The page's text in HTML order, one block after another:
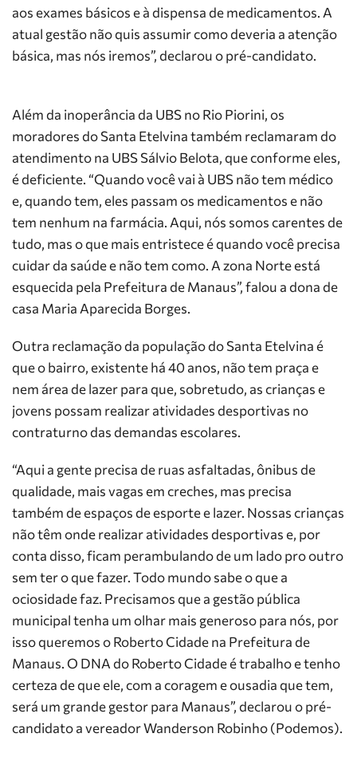
aos exames básicos e à dispensa de medicamentos. A
atual gestão não quis assumir como deveria a atenção
básica, mas nós iremos”, declarou o pré-candidato.
Além da inoperância da UBS no Rio Piorini, os
moradores do Santa Etelvina também reclamaram do
atendimento na UBS Sálvio Belota, que conforme eles,
é deficiente. “Quando você vai à UBS não tem médico
e, quando tem, eles passam os medicamentos e não
tem nenhum na farmácia. Aqui, nós somos carentes de
tudo, mas o que mais entristece é quando você precisa
cuidar da saúde e não tem como. A zona Norte está
esquecida pela Prefeitura de Manaus”, falou a dona de
casa Maria Aparecida Borges.
Outra reclamação da população do Santa Etelvina é
que o bairro, existente há 40 anos, não tem praça e
nem área de lazer para que, sobretudo, as crianças e
jovens possam realizar atividades desportivas no
contraturno das demandas escolares.
“Aqui a gente precisa de ruas asfaltadas, ônibus de
qualidade, mais vagas em creches, mas precisa
também de espaços de esporte e lazer. Nossas crianças
não têm onde realizar atividades desportivas e, por
conta disso, ficam perambulando de um lado pro outro
sem ter o que fazer. Todo mundo sabe o que a
ociosidade faz. Precisamos que a gestão pública
municipal tenha um olhar mais generoso para nós, por
isso queremos o Roberto Cidade na Prefeitura de
Manaus. O DNA do Roberto Cidade é trabalho e tenho
certeza de que ele, com a coragem e ousadia que tem,
será um grande gestor para Manaus”, declarou o pré-
candidato a vereador Wanderson Robinho (Podemos).